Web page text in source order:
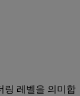
링 레벨을 의미합